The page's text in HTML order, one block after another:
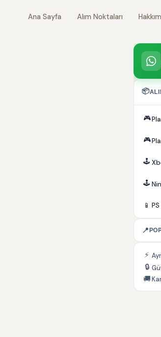
Ana Sayfa Alım Noktaları
📦
🎮
🎮
🕹️
🕹️
📱
📍
⚡
🔒
🚚